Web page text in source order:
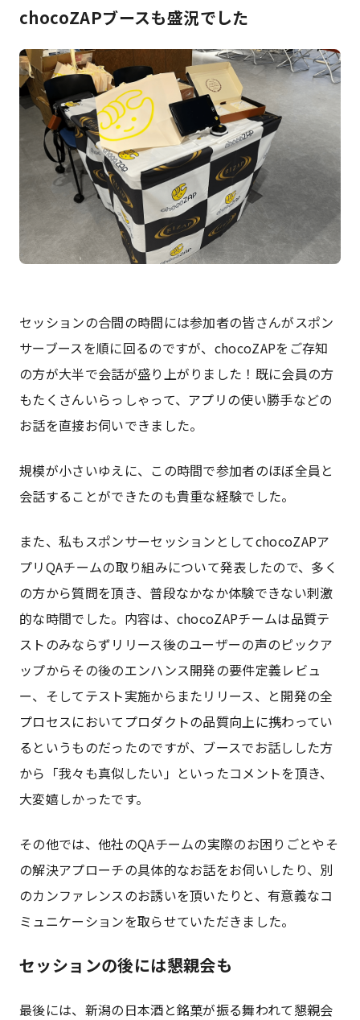
chocoZAPブースも盛況でした
セッションの合間の時間には参加者の皆さんがスポン
サーブースを順に回るのですが、chocoZAPをご存知
の方が大半で会話が盛り上がりました！既に会員の方
もたくさんいらっしゃって、アプリの使い勝手などの
お話を直接お伺いできました。
規模が小さいゆえに、この時間で参加者のほぼ全員と
会話することができたのも貴重な経験でした。
また、私もスポンサーセッションとしてchocoZAPア
プリQAチームの取り組みについて発表したので、多く
の方から質問を頂き、普段なかなか体験できない刺激
的な時間でした。内容は、chocoZAPチームは品質テ
ストのみならずリリース後のユーザーの声のピックア
ップからその後のエンハンス開発の要件定義レビュ
ー、そしてテスト実施からまたリリース、と開発の全
プロセスにおいてプロダクトの品質向上に携わってい
るというものだったのですが、ブースでお話しした方
から「我々も真似したい」といったコメントを頂き、
大変嬉しかったです。
その他では、他社のQAチームの実際のお困りごとやそ
の解決アプローチの具体的なお話をお伺いしたり、別
のカンファレンスのお誘いを頂いたりと、有意義なコ
ミュニケーションを取らせていただきました。
セッションの後には懇親会も
最後には、新潟の日本酒と銘菓が振る舞われて懇親会